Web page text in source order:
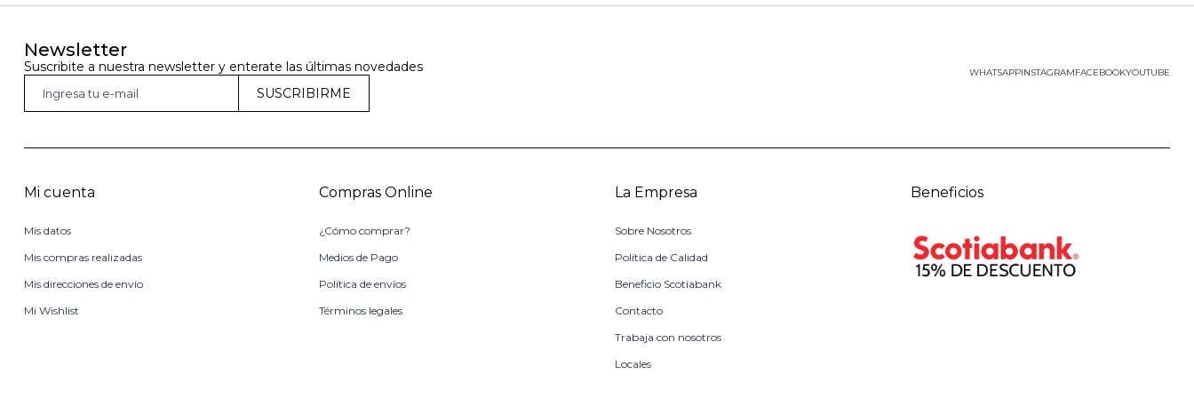
Newsletter
Suscribite a nuestra newsletter y enterate las últimas novedades
SUSCRIBIRME
WHATSAPP FACEBOOKYOUTUBE
INSTAGRAM
Mi cuenta
Mis datos
Mis compras realizadas
Mis direcciones de envío
Mi Wishlist
Compras Online
¿Cómo comprar?
Medios de Pago
Política de envíos
Términos legales
La Empresa
Sobre Nosotros
Política de Calidad
Beneficio Scotiabank
Contacto
Trabaja con nosotros
Locales
Beneficios